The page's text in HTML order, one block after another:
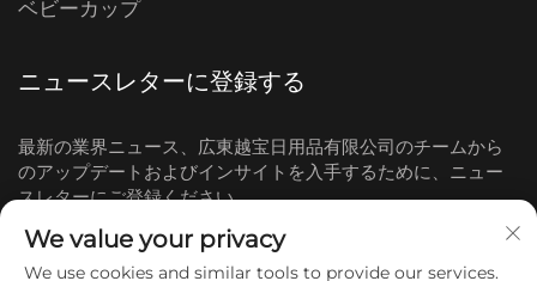
ベビーカップ
ニュースレターに登録する
最新の業界ニュース、広東越宝日用品有限公司のチームから
のアップデートおよびインサイトを入手するために、ニュー
スレターにご登録ください。
購読する
We value your privacy
We use cookies and similar tools to provide our services.